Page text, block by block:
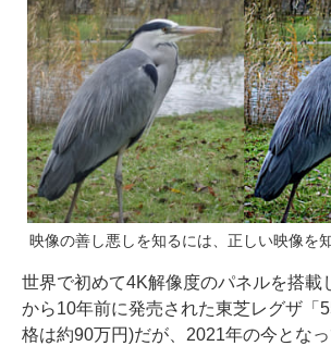
映像の善し悪しを知るには、正しい映像を
世界で初めて4K解像度のパネルを搭載
から10年前に発売された東芝レグザ「
格は約90万円)だが、2021年の今とな